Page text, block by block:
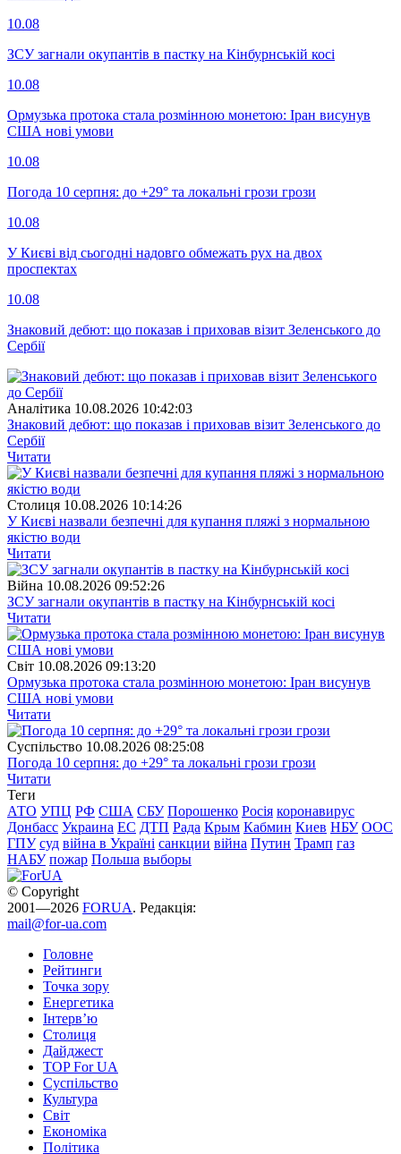
10.08
ЗСУ загнали окупантів в пастку на Кінбурнській косі
10.08
Ормузька протока стала розмінною монетою: Іран висунув
США нові умови
10.08
Погода 10 серпня: до +29° та локальні грози грози
10.08
У Києві від сьогодні надовго обмежать рух на двох
проспектах
10.08
Знаковий дебют: що показав і приховав візит Зеленського до
Сербії
Аналітика 10.08.2026 10:42:03
Знаковий дебют: що показав і приховав візит Зеленського до
Сербії
Читати
Столиця 10.08.2026 10:14:26
У Києві назвали безпечні для купання пляжі з нормальною
якістю води
Читати
Війна 10.08.2026 09:52:26
ЗСУ загнали окупантів в пастку на Кінбурнській косі
Читати
Свiт 10.08.2026 09:13:20
Ормузька протока стала розмінною монетою: Іран висунув
США нові умови
Читати
Суспiльство 10.08.2026 08:25:08
Погода 10 серпня: до +29° та локальні грози грози
Читати
Теги
АТО УПЦ РФ США СБУ Порошенко Росія коронавирус
Донбасс Украина ЕС ДТП Рада Крым Кабмин Киев НБУ ООС
ГПУ суд війна в Україні санкции війна Путин Трамп газ
НАБУ пожар Польша выборы
© Copyright
2001—2026 FORUA. Редакція:
mail@for-ua.com
Головне
Рейтинги
Точка зору
Енергетика
Інтерв’ю
Столиця
Дайджест
TOP For UA
Суспiльство
Культура
Світ
Економіка
Політика